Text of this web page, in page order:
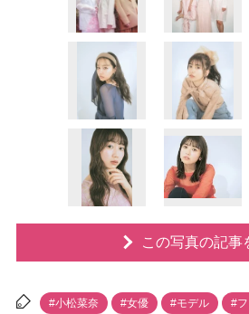
この写真の記事
#小松菜奈 #女優 #モデル #